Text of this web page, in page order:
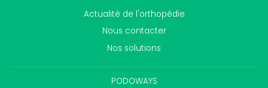
Actualité de l'orthopédie
Nous contacter
Nos solutions
PODOWAYS